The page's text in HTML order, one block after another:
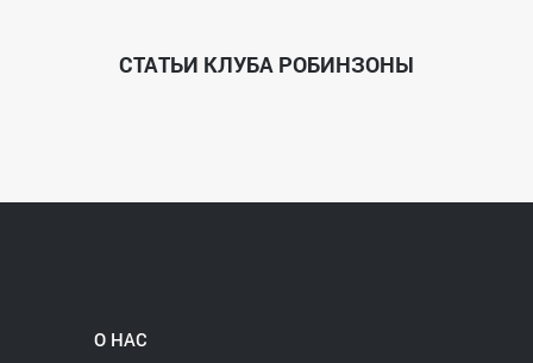
СТАТЬИ КЛУБА РОБИНЗОНЫ
О НАС